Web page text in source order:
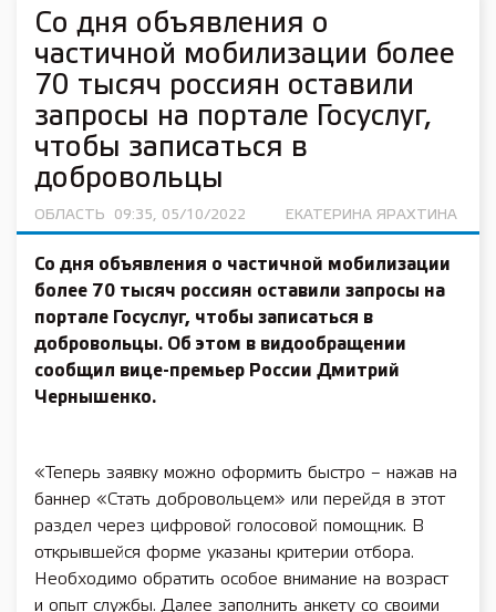
Со дня объявления о
частичной мобилизации более
70 тысяч россиян оставили
запросы на портале Госуслуг,
чтобы записаться в
добровольцы
ОБЛАСТЬ 09:35, 05/10/2022 ЕКАТЕРИНА ЯРАХТИНА
Со дня объявления о частичной мобилизации
более 70 тысяч россиян оставили запросы на
портале Госуслуг, чтобы записаться в
добровольцы. Об этом в видообращении
сообщил вице-премьер России Дмитрий
Чернышенко.
«Теперь заявку можно оформить быстро – нажав на
баннер «Стать добровольцем» или перейдя в этот
раздел через цифровой голосовой помощник. В
открывшейся форме указаны критерии отбора.
Необходимо обратить особое внимание на возраст
и опыт службы. Далее заполнить анкету со своими